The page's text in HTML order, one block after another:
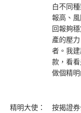
白不同
報高、
回報夠
產的壓
者。我
款，看
做個精明
精明大使：
按揭證